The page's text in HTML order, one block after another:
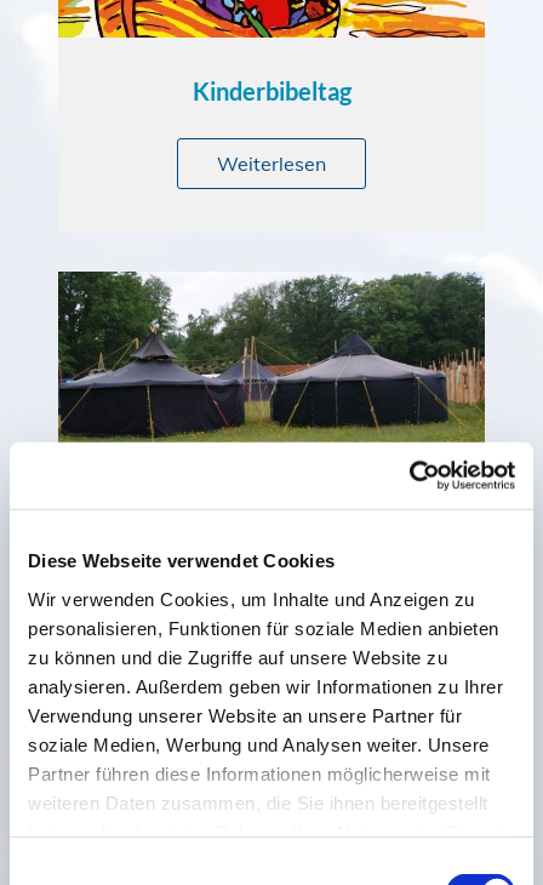
Diese Webseite verwendet Cookies
Wir verwenden Cookies, um Inhalte und Anzeigen zu
personalisieren, Funktionen für soziale Medien anbieten
zu können und die Zugriffe auf unsere Website zu
analysieren. Außerdem geben wir Informationen zu Ihrer
Verwendung unserer Website an unsere Partner für
soziale Medien, Werbung und Analysen weiter. Unsere
Partner führen diese Informationen möglicherweise mit
weiteren Daten zusammen, die Sie ihnen bereitgestellt
Kinderbibeltag
Weiterlesen
Pfadfinder